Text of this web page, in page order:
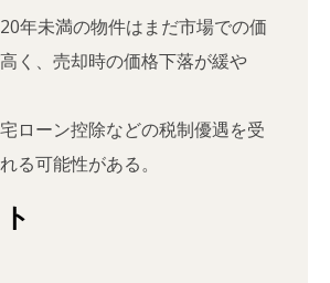
年未満の物件はまだ市場での価
く、売却時の価格下落が緩や
ローン控除などの税制優遇を受
る可能性がある。